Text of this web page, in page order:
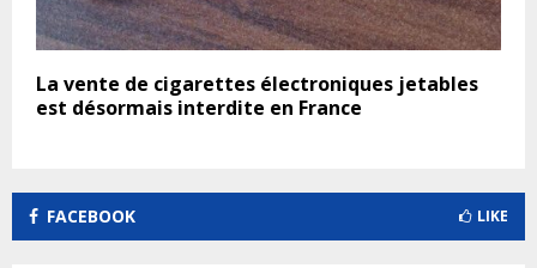
La vente de cigarettes électroniques jetables
est désormais interdite en France
FACEBOOK LIKE